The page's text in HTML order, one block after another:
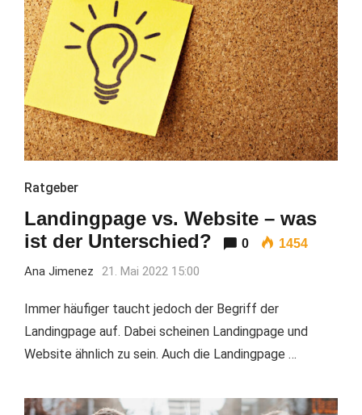
Ratgeber
Landingpage vs. Website – was
ist der Unterschied?
0 1454
Ana Jimenez 21. Mai 2022 15:00
Immer häufiger taucht jedoch der Begriff der
Landingpage auf. Dabei scheinen Landingpage und
Website ähnlich zu sein. Auch die Landingpage …